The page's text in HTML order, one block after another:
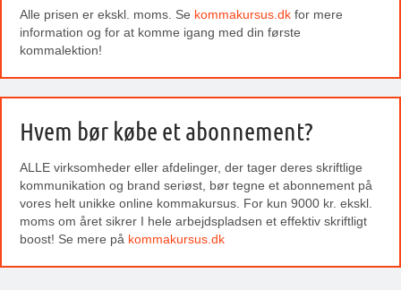
Alle prisen er ekskl. moms. Se kommakursus.dk for mere
information og for at komme igang med din første
kommalektion!
Hvem bør købe et abonnement?
ALLE virksomheder eller afdelinger, der tager deres skriftlige
kommunikation og brand seriøst, bør tegne et abonnement på
vores helt unikke online kommakursus. For kun 9000 kr. ekskl.
moms om året sikrer I hele arbejdspladsen et effektiv skriftligt
boost! Se mere på kommakursus.dk